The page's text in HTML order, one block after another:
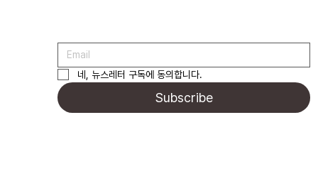
네, 뉴스레터 구독에 동의합니다.
Subscribe